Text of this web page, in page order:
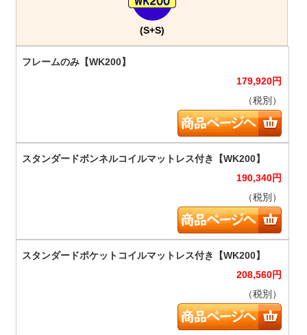
(S+S)
179,920円
（税別）
190,340円
（税別）
208,560円
（税別）